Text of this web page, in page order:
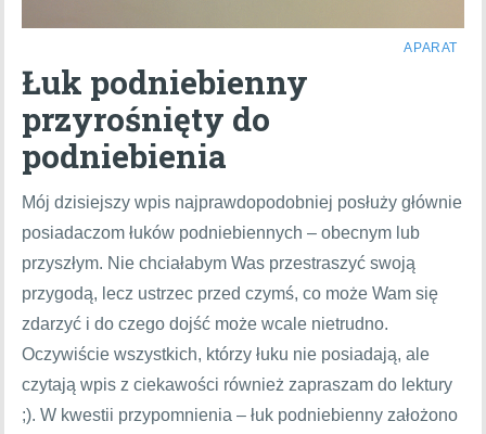
APARAT
Łuk podniebienny
przyrośnięty do
podniebienia
Mój dzisiejszy wpis najprawdopodobniej posłuży głównie
posiadaczom łuków podniebiennych – obecnym lub
przyszłym. Nie chciałabym Was przestraszyć swoją
przygodą, lecz ustrzec przed czymś, co może Wam się
zdarzyć i do czego dojść może wcale nietrudno.
Oczywiście wszystkich, którzy łuku nie posiadają, ale
czytają wpis z ciekawości również zapraszam do lektury
;). W kwestii przypomnienia – łuk podniebienny założono